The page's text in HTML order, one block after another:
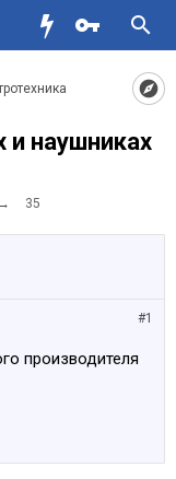
и наушниках
→ 35
#1
производителя